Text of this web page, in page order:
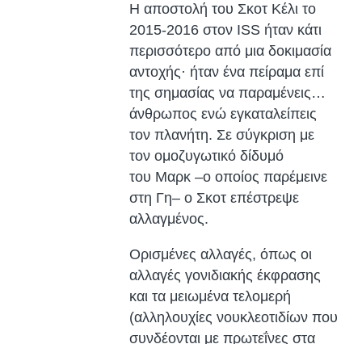
Η αποστολή του Σκοτ Κέλι το
2015-2016 στον ISS ήταν κάτι
περισσότερο από μια δοκιμασία
αντοχής· ήταν ένα πείραμα επί
της σημασίας να παραμένεις…
άνθρωπος ενώ εγκαταλείπεις
τον πλανήτη. Σε σύγκριση με
τον ομοζυγωτικό δίδυμό
του Μαρκ –ο οποίος παρέμεινε
στη Γη– ο Σκοτ επέστρεψε
αλλαγμένος.
Ορισμένες αλλαγές, όπως οι
αλλαγές γονιδιακής έκφρασης
και τα μειωμένα τελομερή
(αλληλουχίες νουκλεοτιδίων που
συνδέονται με πρωτεΐνες στα